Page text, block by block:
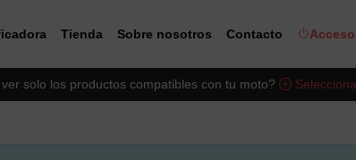
Tienda Sobre nosotros Contacto
solo los productos compatibles con tu moto?